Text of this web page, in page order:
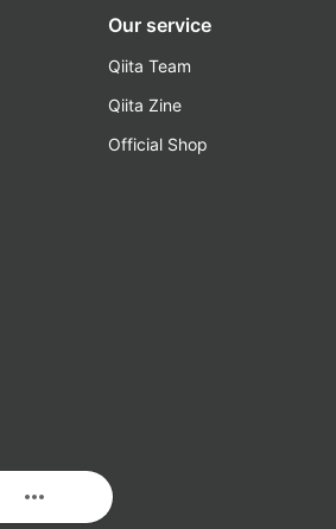
more_horiz
Our service
Qiita Team
Qiita Zine
Official Shop